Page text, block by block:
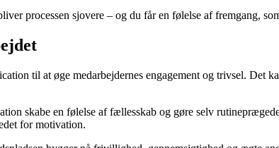
processen sjovere – og du får en følelse af fremgang,
til at øge medarbejdernes engagement og trivsel.
skabe en følelse af fællesskab og gøre selv
for motivation.